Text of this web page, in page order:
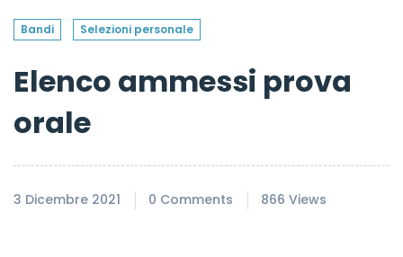
Bandi Selezioni personale
Elenco ammessi prova
orale
3 Dicembre 2021 0 Comments 866 Views